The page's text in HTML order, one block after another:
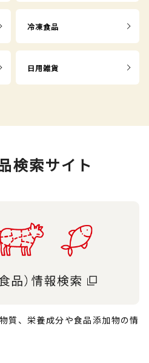
冷凍食品
日用雑貨
検索サイト
質、栄養成分や食品添加物の情